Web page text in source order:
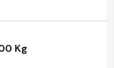
Kg